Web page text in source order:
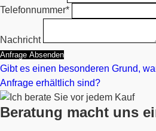
Telefonnummer*
Nachricht
Anfrage Absenden
Gibt es einen besonderen Grund,
Anfrage erhältlich sind?
Beratung macht uns